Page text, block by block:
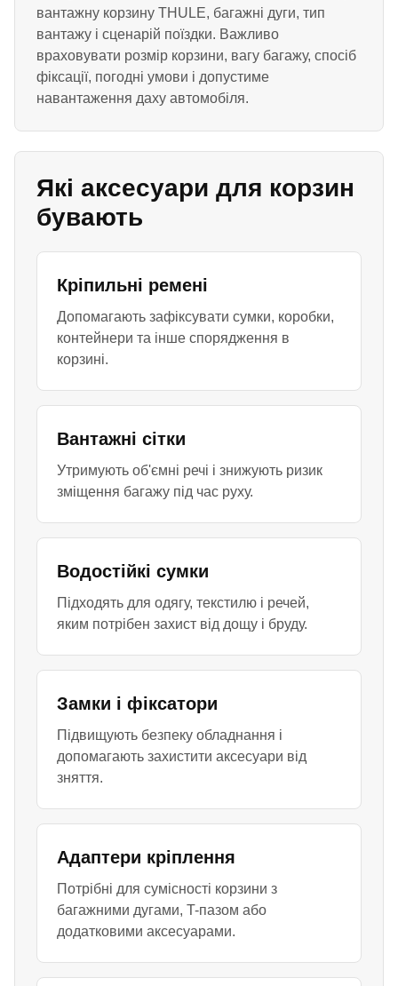
вантажну корзину THULE, багажні дуги, тип
вантажу і сценарій поїздки. Важливо
враховувати розмір корзини, вагу багажу, спосіб
фіксації, погодні умови і допустиме
навантаження даху автомобіля.
Які аксесуари для корзин
бувають
Кріпильні ремені
Допомагають зафіксувати сумки, коробки,
контейнери та інше спорядження в
корзині.
Вантажні сітки
Утримують об'ємні речі і знижують ризик
зміщення багажу під час руху.
Водостійкі сумки
Підходять для одягу, текстилю і речей,
яким потрібен захист від дощу і бруду.
Замки і фіксатори
Підвищують безпеку обладнання і
допомагають захистити аксесуари від
зняття.
Адаптери кріплення
Потрібні для сумісності корзини з
багажними дугами, T-пазом або
додатковими аксесуарами.